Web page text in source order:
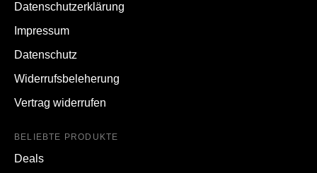
Datenschutzerklärung
Impressum
Datenschutz
Widerrufsbeleherung
Vertrag widerrufen
BELIEBTE PRODUKTE
Deals